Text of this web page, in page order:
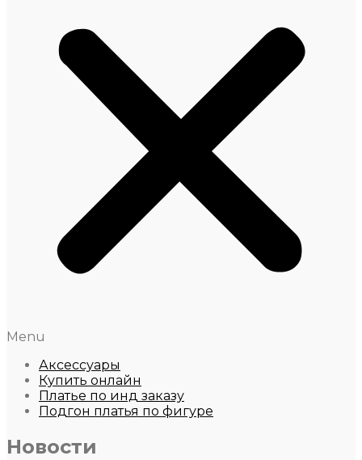
Menu
Аксессуары
Купить онлайн
Платье по инд заказу
Подгон платья по фигуре
Новости